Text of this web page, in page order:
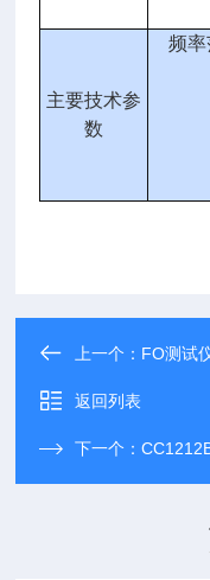
主要技术参
数
频率
上一个： FO测试
返回列表
下一个：